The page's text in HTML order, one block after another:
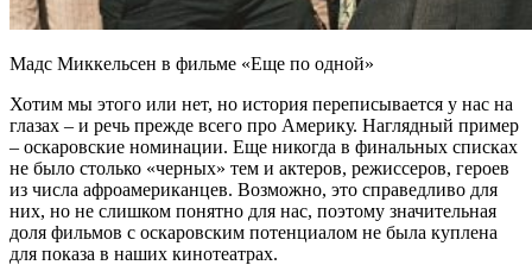
Мадс Миккельсен в фильме «Еще по одной»
Хотим мы этого или нет, но история переписывается у нас на
глазах – и речь прежде всего про Америку. Наглядный пример
– оскаровские номинации. Еще никогда в финальных списках
не было столько «черных» тем и актеров, режиссеров, героев
из числа афроамериканцев. Возможно, это справедливо для
них, но не слишком понятно для нас, поэтому значительная
доля фильмов с оскаровским потенциалом не была куплена
для показа в наших кинотеатрах.